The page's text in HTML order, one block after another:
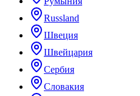
Russland
Швеция
Швейцария
Сербия
Словакия